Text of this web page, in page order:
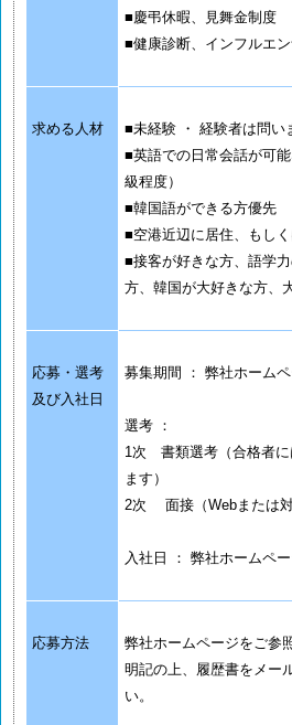
■慶弔休暇、見舞金制度
■健康診断、インフルエ
求める人材
■未経験 ・ 経験者は問い
■英語での日常会話が可
級程度）
■韓国語ができる方優先
■空港近辺に居住、もし
■接客が好きな方、語学
方、韓国が大好きな方、
応募・選考
及び入社日
募集期間 ： 弊社ホーム
選考 ：
1次 書類選考（合格者に
ます）
2次 面接（Webまたは対
入社日 ： 弊社ホームペ
応募方法
弊社ホームページをご参
明記の上、履歴書をメー
い。